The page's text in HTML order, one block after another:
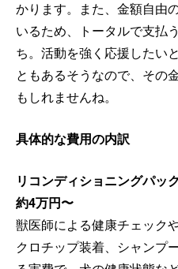
かります。また、金額自由
いるため、トータルで支払
ち。活動を強く応援したい
ともあるそうなので、その
もしれませんね。
具体的な費用の内訳
リコンディショニングパック
約4万円〜
獣医師による健康チェック
クロチップ装着、シャンプ